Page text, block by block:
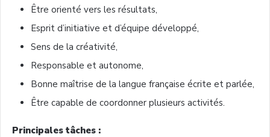
Être orienté vers les résultats,
Esprit d’initiative et d’équipe développé,
Sens de la créativité,
Responsable et autonome,
Bonne maîtrise de la langue française écrite et parlée,
Être capable de coordonner plusieurs activités.
Principales tâches :